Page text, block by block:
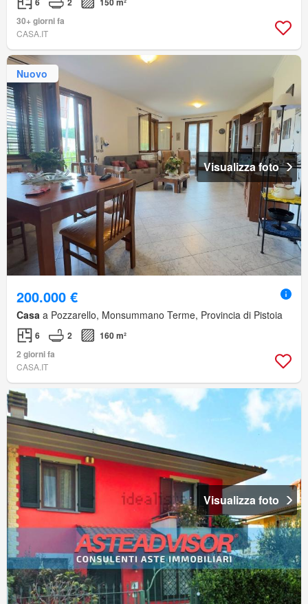
30+ giorni fa
CASA.IT
Nuovo
Visualizza foto
200.000 €
Casa a Pozzarello, Monsummano Terme, Provincia di Pistoia
6 2
160 m²
2 giorni fa
CASA.IT
Visualizza foto